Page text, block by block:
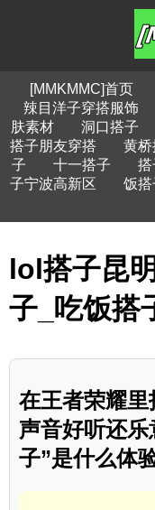
[MMKMMC]首页
辣目洋子穿搭服饰
肤素材
洞口搭子
搭子朋友穿搭
黄桥
子
十一搭子 搭
子宁波高新区
饭搭
lol搭子昆
子_吃饭搭
在王者荣耀里
声音好听还
子”是什么体